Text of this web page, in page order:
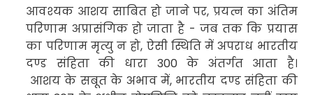
आवश्यक आशय साबित हो जाने पर,प्रयत्न का अंतिम
परिणाम अप्रासंगिक हो जाता है - जब तक कि प्रयास
का परिणाम मृत्यु न हो, ऐसी स्थिति में अपराध भारतीय
दण्ड संहिता की धारा 300के अंतर्गत आता है।
आशय के सबूत के अभाव में, भारतीय दण्ड संहिता की